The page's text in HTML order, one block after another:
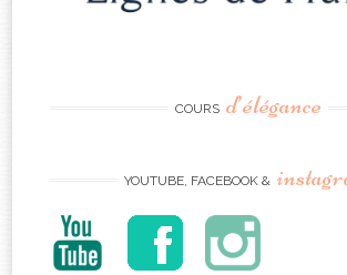
COURS d’élégance
YOUTUBE, FACEBOOK &